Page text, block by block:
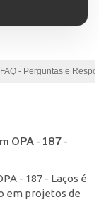
FAQ - Perguntas e
OPA - 187 -
- 187 - Laços é
em projetos de